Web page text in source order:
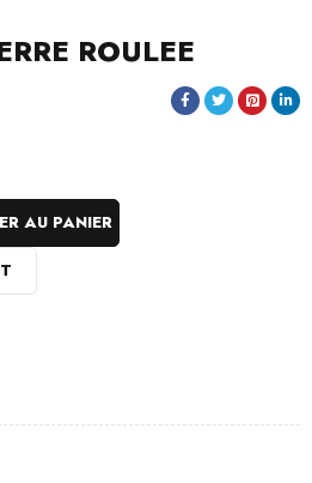
ROULEE
AU PANIER